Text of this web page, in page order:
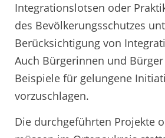
Integrationslotsen oder
des Bevölkerungsschutzes
Berücksichtigung von
Auch Bürgerinnen und
Beispiele für gelungene
vorzuschlagen.
Die durchgeführten Projekte